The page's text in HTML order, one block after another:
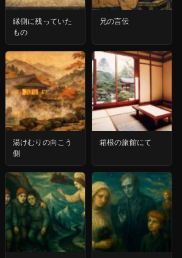
縁側に残っていた
もの
兄の言伝
湯けむりの向こう
側
箱根の旅館にて